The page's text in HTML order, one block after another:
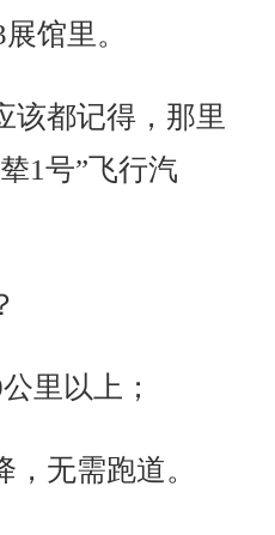
馆里。
都记得，那里
1号”飞行汽
里以上；
无需跑道。